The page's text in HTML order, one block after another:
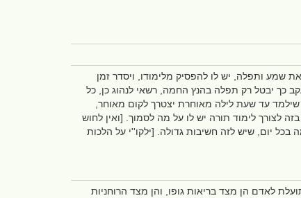
שמע ותפלה, יש לו להפסיק מלימודו, ויסדר זמן
כך יבטל רק תפלה בהנץ החמה, רשאי לנהוג כן, כל
עד שעת לילה מאוחרת יצטרך לקום מאוחר,
לצורך לימוד תורה יש לו על מה לסמוך. [ואין לחוש
יום, שיש לזה חשיבות גדולה. [ילקו''י על הלכות
לאדם הן מצד בריאות גופו, והן מצד הרוחניות